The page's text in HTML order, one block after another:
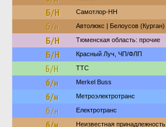
Б/Н Самотлор-НН
б/н Автолюкс | Белоусов (Курган)
Б/Н Тюменская область: прочие
Б/Н Красный Луч, ЧП/ФЛП
Б/Н ТТС
б/н Merkel Buss
б/н Метроэлектротранс
б/н Електротранс
б/н Неизвестная принадлежность